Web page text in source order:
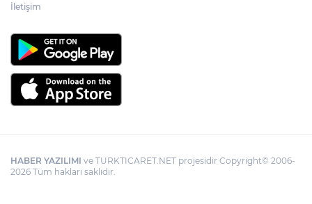
İletişim
HABER YAZILIMI ve TURKTICARET.NET projesidir Copyright© 2006-
2026 Tüm hakları saklıdır.